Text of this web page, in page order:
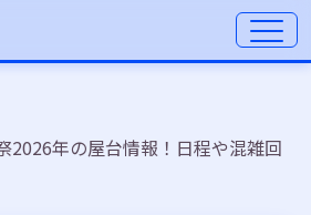
2026年の屋台情報！日程や混雑回